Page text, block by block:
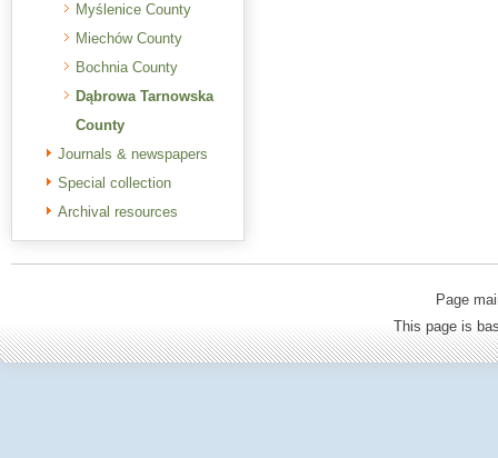
Myślenice County
Miechów County
Bochnia County
Dąbrowa Tarnowska
County
Journals & newspapers
Special collection
Archival resources
Page
This page is